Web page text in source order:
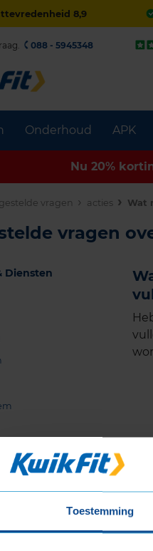
Toestemming
8,9
Onderhoud APK
088 - 5945348
Nu 20%
vragen acties Wat
vragen
Diensten